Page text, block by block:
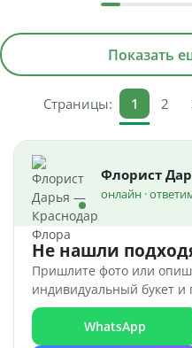
Показать
Страницы: 1 2
Флорист
онлайн ·
Не нашли
Пришлите фото или
индивидуальный букет
WhatsApp